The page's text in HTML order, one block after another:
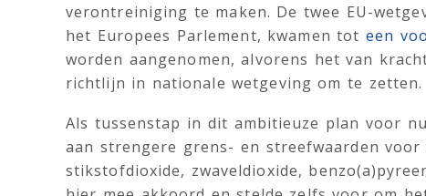
verontreiniging te maken. De twee EU-
het Europees Parlement, kwamen tot een
worden aangenomen, alvorens het van
richtlijn in nationale wetgeving om te zetten.
Als tussenstap in dit ambitieuze plan voor
aan strengere grens- en streefwaarden
stikstofdioxide, zwaveldioxide,